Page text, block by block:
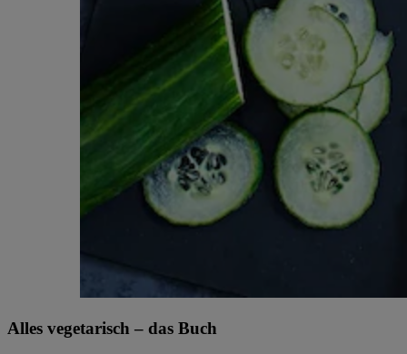
Alles vegetarisch – das Buch